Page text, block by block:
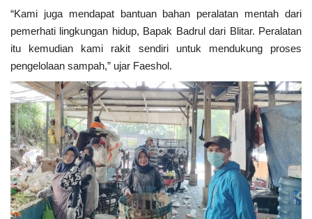
“Kami juga mendapat bantuan bahan peralatan mentah dari
pemerhati lingkungan hidup, Bapak Badrul dari Blitar. Peralatan
itu kemudian kami rakit sendiri untuk mendukung proses
pengelolaan sampah,” ujar Faeshol.